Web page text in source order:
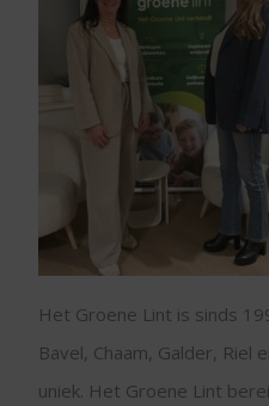
Het Groene Lint is sinds
Bavel, Chaam, Galder,
uniek. Het Groene Lint